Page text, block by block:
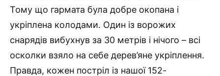
Тому що гармата була добре окопана і
укріплена колодами. Один із ворожих
снарядів вибухнув за 30 метрів і нічого – всі
осколки взяло на себе дерев’яне укріплення.
Правда, кожен постріл із нашої 152-